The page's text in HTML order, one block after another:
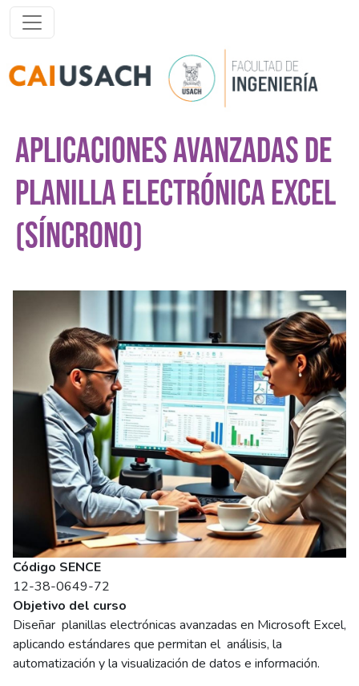
Pasar al contenido principal
APLICACIONES AVANZADAS DE
PLANILLA ELECTRÓNICA EXCEL
(SÍNCRONO)
Código SENCE
12-38-0649-72
Objetivo del curso
Diseñar planillas electrónicas avanzadas en Microsoft Excel,
aplicando estándares que permitan el análisis, la
automatización y la visualización de datos e información.